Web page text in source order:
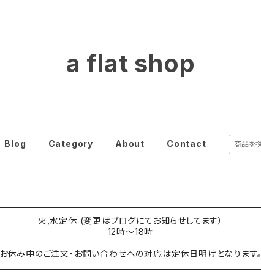
a flat shop
Blog Category About Contact
火,水定休 (変更はブログにてお知らせしてます）
12時〜18時
お休み中のご注文・お問い合わせへの対応は定休日明けとなります。